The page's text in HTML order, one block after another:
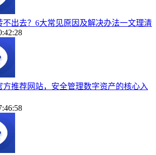
不出去？6大常见原因及解决办法一文理清
方推荐网站，安全管理数字资产的核心入